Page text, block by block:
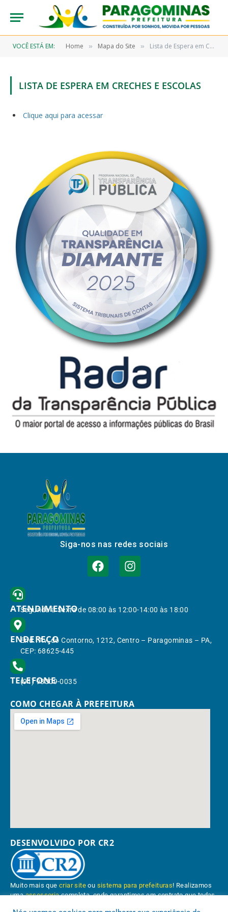
VOCÊ ESTÁ EM: Home » Mapa do Site » Lista de Espera em Creches e Escolas
LISTA DE ESPERA EM CRECHES E ESCOLAS
Clique aqui para acessar
Siga-nos nas redes sociais
ATENDIMENTO
Segunda à Sexta de 08:00 às 12:00-14:00 às 18:00
ENDEREÇO
End.: Av. do Contorno, 1212, Centro – Paragominas – PA,
CEP: 68625-445
TELEFONE
(91) 98309-0035
COMO CHEGAR À PREFEITURA
DESENVOLVIDO POR CR2
Muito mais quecriar site ou sistema para prefeituras! Realizamos
umaassessoriacompleta, onde garantimos em contrato que todas